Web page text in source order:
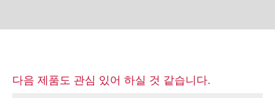
다음 제품도 관심 있어 하실 것 같습니다.